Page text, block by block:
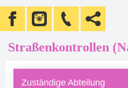
Straßenkontrollen
Zuständige Abteilung